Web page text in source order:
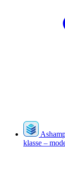
klasse –